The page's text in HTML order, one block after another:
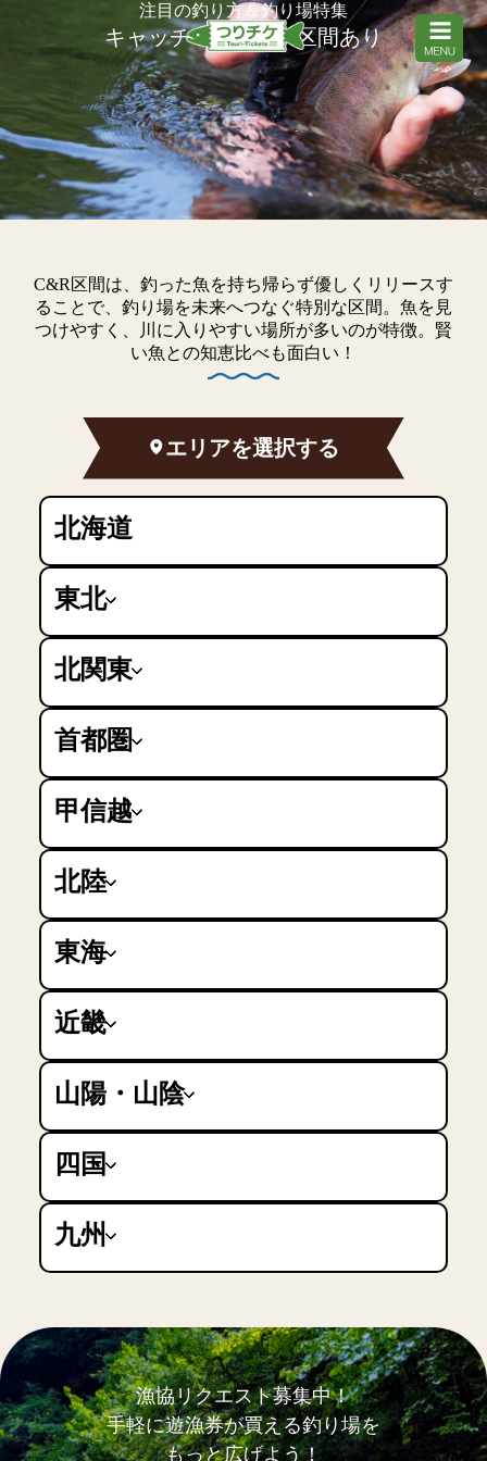
注目の釣り方＆釣り場特集
キャッチ&リリース区間あり
C&R区間は、釣った魚を持ち帰らず優しくリリースす
ることで、釣り場を未来へつなぐ特別な区間。魚を見
つけやすく、川に入りやすい場所が多いのが特徴。賢
い魚との知恵比べも面白い！
エリアを選択する
北海道
東北
青森県
秋田県
岩手県
宮城県
福島県
北関東
群馬県
栃木県
茨城県
首都圏
東京都
神奈川県
埼玉県
甲信越
新潟県
長野県
山梨県
北陸
富山県
石川県
福井県
東海
静岡県
愛知県
岐阜県
近畿
大阪府
京都府
滋賀県
奈良県
和歌山県
山陽・山陰
鳥取県
島根県
岡山県
山口県
四国
徳島県
香川県
愛媛県
九州
福岡県
熊本県
大分県
宮崎県
鹿児島県
沖縄県
漁協リクエスト募集中！
手軽に遊漁券が買える釣り場を
もっと広げよう！